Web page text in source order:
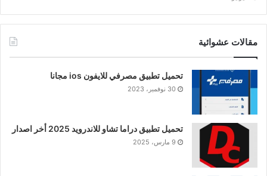
مقالات عشوائية
تحميل تطبيق مصرفي للايفون ios مجانا
30 نوفمبر، 2023
تحميل تطبيق دراما تشاو للاندرويد 2025 أخر اصدار
9 مارس، 2025